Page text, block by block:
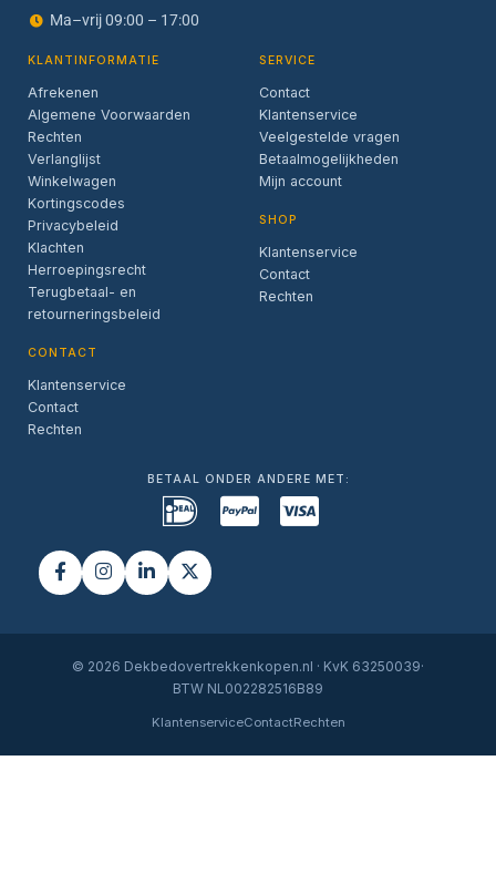
Ma–vrij 09:00 – 17:00
KLANTINFORMATIE
Afrekenen
Algemene Voorwaarden
Rechten
Verlanglijst
Winkelwagen
Kortingscodes
Privacybeleid
Klachten
Herroepingsrecht
Terugbetaal- en
retourneringsbeleid
CONTACT
Klantenservice
Contact
Rechten
SERVICE
Contact
Klantenservice
Veelgestelde vragen
Betaalmogelijkheden
Mijn account
SHOP
Klantenservice
Contact
Rechten
BETAAL ONDER ANDERE MET:
© 2026 Dekbedovertrekkenkopen.nl · KvK 63250039·
BTW NL002282516B89
KlantenserviceContactRechten